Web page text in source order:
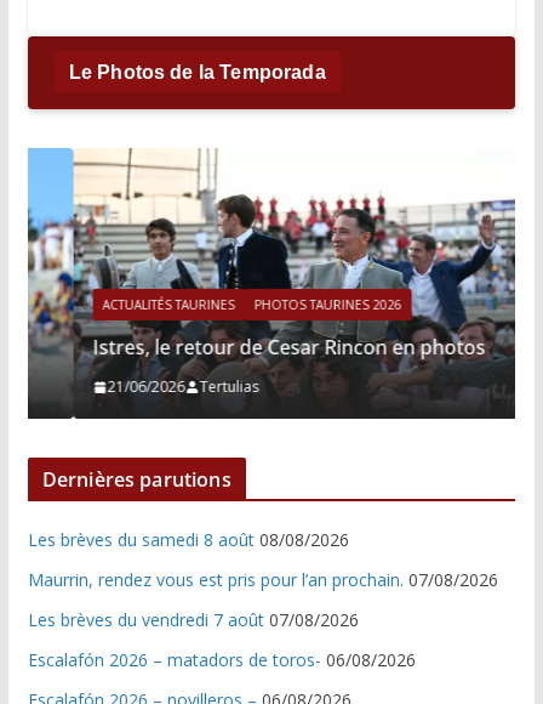
Le Photos de la Temporada
ACTUALITÉS TAURINES PHOTOS TAURINES 2026
Istres, le retour de Cesar Rincon en photos
21/06/2026 Tertulias
Dernières parutions
Les brèves du samedi 8 août 08/08/2026
Maurrin, rendez vous est pris pour l’an prochain. 07/08/2026
Les brèves du vendredi 7 août 07/08/2026
Escalafón 2026 – matadors de toros- 06/08/2026